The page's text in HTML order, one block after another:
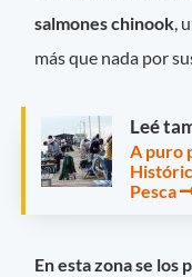
salmones chinook ,
más que nada por
Leé
A puro
Pesca
En esta zona se los